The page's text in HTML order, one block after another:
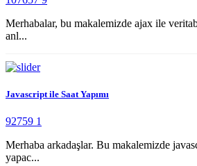
Merhabalar, bu makalemizde ajax ile
anl...
Javascript ile Saat Yapımı
92759 1
Merhaba arkadaşlar. Bu makalemizde
yapac...